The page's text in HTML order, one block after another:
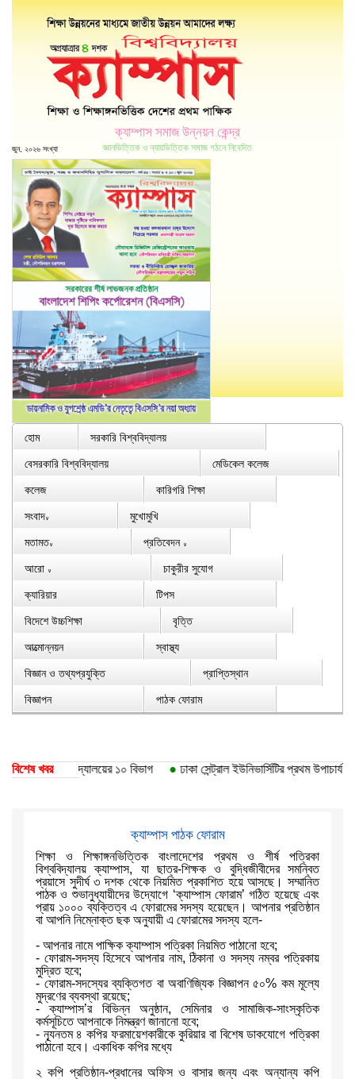
ক্যাম্পাস সমাজ উন্নয়ন কেন্দ্র
জ্ঞানভিত্তিক ও ন্যায়ভিত্তিক সমাজ গঠনে নিবেদিত
জুন, ২০২৬ সংখ্যা
হোম
সরকারি বিশ্ববিদ্যালয়
বেসরকারি বিশ্ববিদ্যালয়
মেডিকেল কলেজ
কলেজ
কারিগরি শিক্ষা
সংবাদ∨
মুখোমুখি
মতামত∨ প্রতিবেদন ∨
আরো ∨
চাকুরীর সুযোগ
ক্যারিয়ার
টিপস
বিদেশে উচ্চশিক্ষা
বৃত্তি
আত্মোন্নয়ন
স্বাস্থ্য
বিজ্ঞান ও তথ্যপ্রযুক্তি
প্রাপ্তিস্থান
বিজ্ঞাপন
পাঠক ফোরাম
বিশেষ খবর
ঢাকা বিশ্ববিদ্যালয়ের ১০ বিভাগ ● ঢাকা সেন্ট্রাল ইউনিভার্সিটির প্রথম উপাচার্য ড.
ক্যাম্পাস পাঠক ফোরাম
শিক্ষা ও শিক্ষাঙ্গনভিত্তিক বাংলাদেশের প্রথম ও শীর্ষ পত্রিকা
বিশ্ববিদ্যালয় ক্যাম্পাস, যা ছাত্র-শিক্ষক ও বুদ্ধিজীবীদের সমন্বিত
প্রয়াসে সুদীর্ঘ ৩ দশক থেকে নিয়মিত প্রকাশিত হয়ে আসছে। সম্মানিত
পাঠক ও শুভানুধ্যায়ীদের উদ্যোগে ‘ক্যাম্পাস ফোরাম’ গঠিত হয়েছে এবং
প্রায় ১০০০ ব্যক্তিত্ব এ ফোরামের সদস্য হয়েছেন। আপনার প্রতিষ্ঠান
বা আপনি নিম্নোক্ত ছক অনুযায়ী এ ফোরামের সদস্য হলে-
- আপনার নামে পাক্ষিক ক্যাম্পাস পত্রিকা নিয়মিত পাঠানো হবে;
- ফোরাম-সদস্য হিসেবে আপনার নাম, ঠিকানা ও সদস্য নম্বর পত্রিকায়
মুদ্রিত হবে;
- ফোরাম-সদস্যের ব্যক্তিগত বা অবাণিজ্যিক বিজ্ঞাপন ৫০% কম মূল্যে
মুদ্রণের ব্যবস্থা রয়েছে;
- ক্যাম্পাস’র বিভিন্ন অনুষ্ঠান, সেমিনার ও সামাজিক-সাংস্কৃতিক
কর্মসূচিতে আপনাকে নিমন্ত্রণ জানানো হবে;
- ন্যূনতম ৪ কপির ফরমায়েশকারীকে কুরিয়ার বা বিশেষ ডাকযোগে পত্রিকা
পাঠানো হবে। একাধিক কপির মধ্যে
২ কপি প্রতিষ্ঠান-প্রধানের অফিস ও বাসার জন্য এবং অন্যান্য কপি